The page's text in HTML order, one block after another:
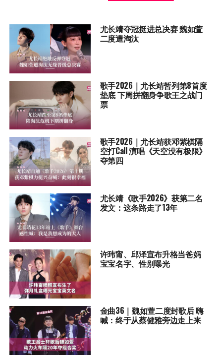
尤长靖夺冠挺进总决赛 魏如萱
二度遭淘汰
歌手2026｜尤长靖暂列第8首度
垫底 下周拼翻身争歌王之战门
票
歌手2026｜尤长靖获邓紫棋隔
空打Call 演唱《天空没有极限》
夺第四
尤长靖《歌手2026》获第二名
发文：这条路走了13年
许玮甯、邱泽宣布升格当爸妈
宝宝名字、性别曝光
金曲36｜魏如萱二度封歌后 嗨
喊：终于从蔡健雅旁边走上来